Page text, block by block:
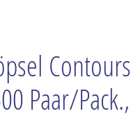
Contours
Paar/Pack.,